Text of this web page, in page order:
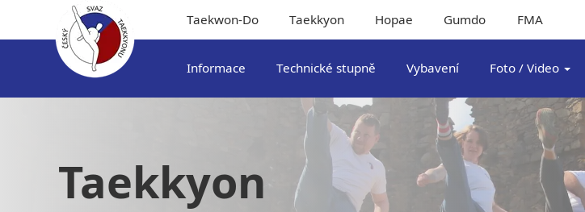
Taekwon-Do Taekkyon Hopae Gumdo FMA
Informace Technické stupně Vybavení Foto / Video
Taekkyon